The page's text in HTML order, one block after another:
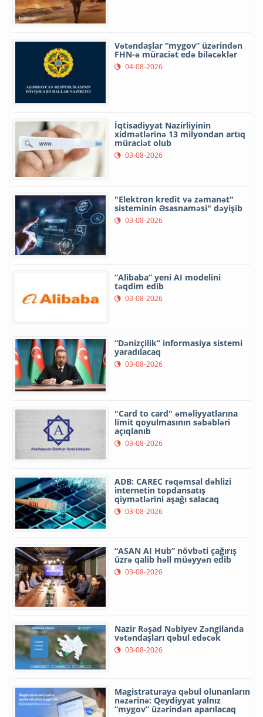
Vətəndaşlar “mygov” üzərindən
FHN-ə müraciət edə biləcəklər
04-08-2026
İqtisadiyyat Nazirliyinin
xidmətlərinə 13 milyondan artıq
müraciət olub
03-08-2026
"Elektron kredit və zəmanət"
sisteminin Əsasnaməsi" dəyişib
03-08-2026
“Alibaba” yeni AI modelini
təqdim edib
03-08-2026
“Dənizçilik” informasiya sistemi
yaradılacaq
03-08-2026
"Card to card" əməliyyatlarına
limit qoyulmasının səbəbləri
açıqlanıb
03-08-2026
ADB: CAREC rəqəmsal dəhlizi
internetin topdansatış
qiymətlərini aşağı salacaq
03-08-2026
“ASAN AI Hub” növbəti çağırış
üzrə qalib həll müəyyən edib
03-08-2026
Nazir Rəşad Nəbiyev Zəngilanda
vətəndaşları qəbul edəcək
03-08-2026
Magistraturaya qəbul olunanların
nəzərinə: Qeydiyyat yalnız
“mygov” üzərindən aparılacaq